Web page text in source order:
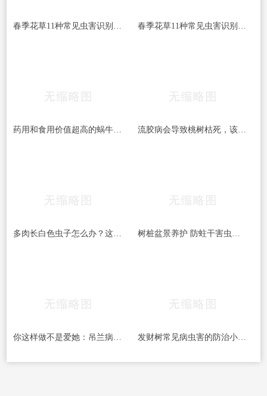
春季花草11种常见虫害识别及病虫害防治方法 春季花草11种常见虫害识别及病虫害防治方法
药用和食用价值超高的蜗牛 是益虫还是害虫？ 流胶病会导致桃树枯死，该如何预防和治疗桃树流胶病呢
多肉长白色虫子怎么办？这6种方法,3天就能一扫而光! 树桩盆景养护 防蛀干害虫的几种方法
你这样做不是爱她：吊兰病虫害的防病规律、原因和防治方法 发财树常见病虫害的防治小妙招，你还不赶紧收藏了！